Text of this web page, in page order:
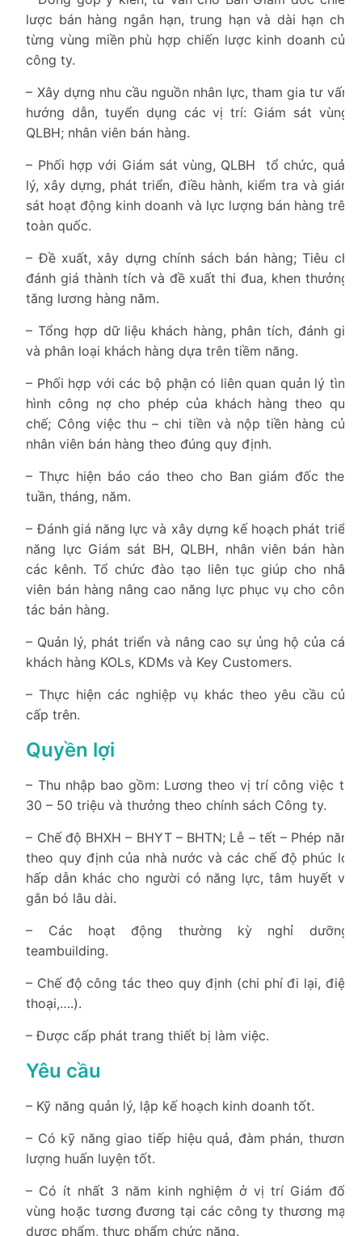
lược bán hàng ngắn hạn, trung hạn và dài hạn cho
từng vùng miền phù hợp chiến lược kinh doanh của
công ty.
– Xây dựng nhu cầu nguồn nhân lực, tham gia tư vấn,
hướng dẫn, tuyển dụng các vị trí: Giám sát vùng;
QLBH; nhân viên bán hàng.
– Phối hợp với Giám sát vùng, QLBH tổ chức, quản
lý, xây dựng, phát triển, điều hành, kiểm tra và giám
sát hoạt động kinh doanh và lực lượng bán hàng trên
toàn quốc.
– Đề xuất, xây dựng chính sách bán hàng; Tiêu chí
đánh giá thành tích và đề xuất thi đua, khen thưởng,
tăng lương hàng năm.
– Tổng hợp dữ liệu khách hàng, phân tích, đánh giá
và phân loại khách hàng dựa trên tiềm năng.
– Phối hợp với các bộ phận có liên quan quản lý tình
hình công nợ cho phép của khách hàng theo quy
chế; Công việc thu – chi tiền và nộp tiền hàng của
nhân viên bán hàng theo đúng quy định.
– Thực hiện báo cáo theo cho Ban giám đốc theo
tuần, tháng, năm.
– Đánh giá năng lực và xây dựng kế hoạch phát triển
năng lực Giám sát BH, QLBH, nhân viên bán hàng
các kênh. Tổ chức đào tạo liên tục giúp cho nhân
viên bán hàng nâng cao năng lực phục vụ cho công
tác bán hàng.
– Quản lý, phát triển và nâng cao sự ủng hộ của các
khách hàng KOLs, KDMs và Key Customers.
– Thực hiện các nghiệp vụ khác theo yêu cầu của
cấp trên.
Quyền lợi
– Thu nhập bao gồm: Lương theo vị trí công việc từ
30 – 50 triệu và thưởng theo chính sách Công ty.
– Chế độ BHXH – BHYT – BHTN; Lễ – tết – Phép năm
theo quy định của nhà nước và các chế độ phúc lợi
hấp dẫn khác cho người có năng lực, tâm huyết và
gắn bó lâu dài.
– Các hoạt động thường kỳ nghỉ dưỡng,
teambuilding.
– Chế độ công tác theo quy định (chi phí đi lại, điện
thoại,….).
– Được cấp phát trang thiết bị làm việc.
Yêu cầu
– Kỹ năng quản lý, lập kế hoạch kinh doanh tốt.
– Có kỹ năng giao tiếp hiệu quả, đàm phán, thương
lượng huấn luyện tốt.
– Có ít nhất 3 năm kinh nghiệm ở vị trí Giám đốc
vùng hoặc tương đương tại các công ty thương mại,
dược phẩm, thực phẩm chức năng.